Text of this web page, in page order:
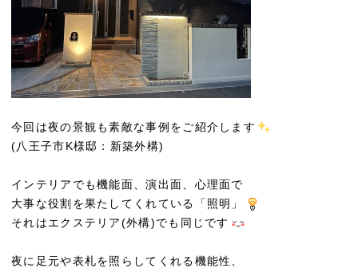
今回は夜の景観も素敵な事例をご紹介します
(八王子市K様邸：新築外構)
インテリアでも機能面、演出面、心理面で
大事な役割を果たしてくれている「照明」
それはエクステリア(外構)でも同じです
夜に足元や表札を照らしてくれる機能性、